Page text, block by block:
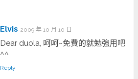
Elvis 2009 年 10 月 10 日
Dear duola, 呵呵~免費的就勉強用吧
^^
Reply